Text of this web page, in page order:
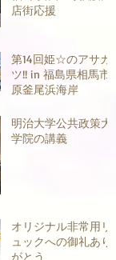
店街応援
第14回姫☆のアサカ
ツ!! in 福島県相馬市
原釜尾浜海岸
明治大学公共政策大
学院の講義
オリジナル非常用リ
ュックへの御礼あり
がとう